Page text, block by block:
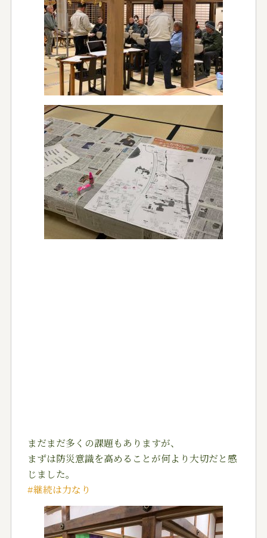
まだまだ多くの課題もありますが、
まずは防災意識を高めることが何より大切だと感
じました。
#継続は力なり